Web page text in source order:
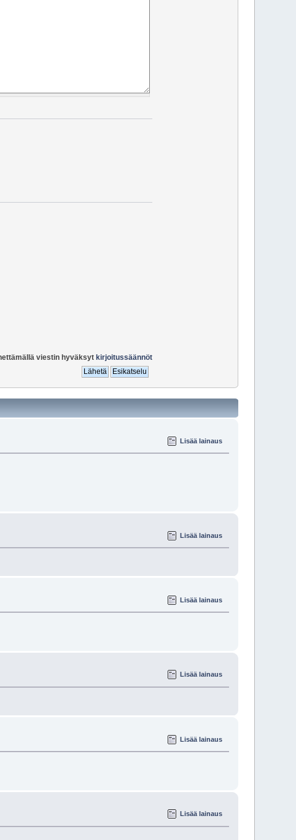
viestin hyväksytkirjoitussäännöt
Lisää lainaus
Lisää lainaus
Lisää lainaus
Lisää lainaus
Lisää lainaus
Lisää lainaus